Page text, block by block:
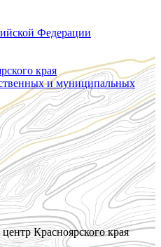
Федерации
края
и муниципальных
Красноярского края